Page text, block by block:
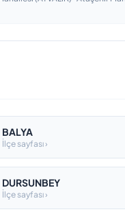
BALYA
İlçe sayfası ›
DURSUNBEY
İlçe sayfası ›